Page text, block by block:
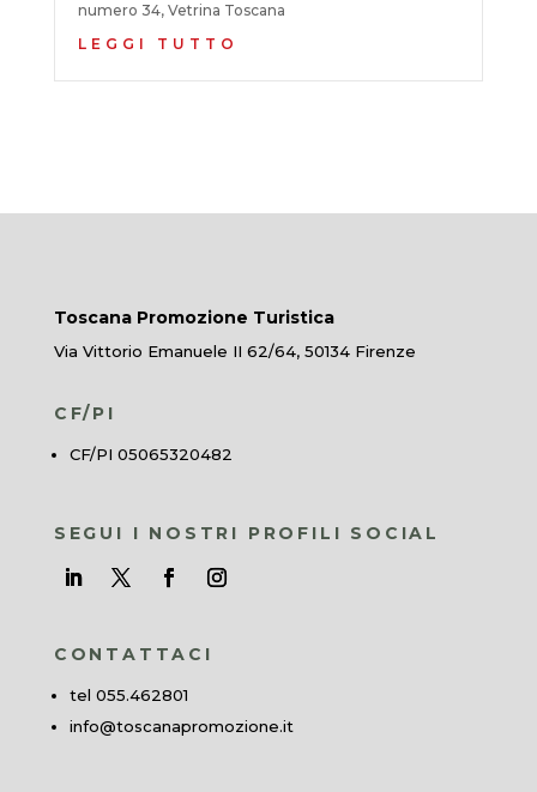
numero 34, Vetrina Toscana
LEGGI TUTTO
Toscana Promozione Turistica
Via Vittorio Emanuele II 62/64, 50134 Firenze
CF/PI
CF/PI 05065320482
SEGUI I NOSTRI PROFILI SOCIAL
CONTATTACI
tel 055.462801
info@toscanapromozione.it